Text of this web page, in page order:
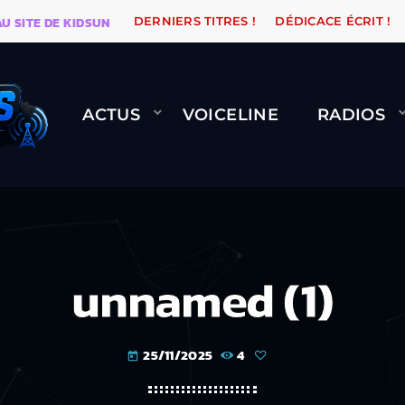
KIDSUNE WARÉTRO ORANGE ROAD QUI
DERNIERS TITRES ! DÉDICACE ÉCRIT !
ACTUS VOICELINE RADIOS
unnamed (1)
today 25/11/2025 4